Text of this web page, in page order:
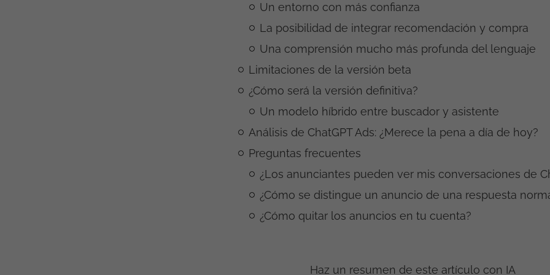
Un entorno con más confianza
La posibilidad de integrar recomendación y compra
Una comprensión mucho más profunda del lenguaje
Limitaciones de la versión beta
¿Cómo será la versión definitiva?
Un modelo híbrido entre buscador y asistente
Análisis de ChatGPT Ads: ¿Merece la pena a día de hoy?
Preguntas frecuentes
¿Los anunciantes pueden ver mis conversaciones de
¿Cómo se distingue un anuncio de una respuesta
¿Cómo quitar los anuncios en tu cuenta?
Haz un resumen de este artículo con IA